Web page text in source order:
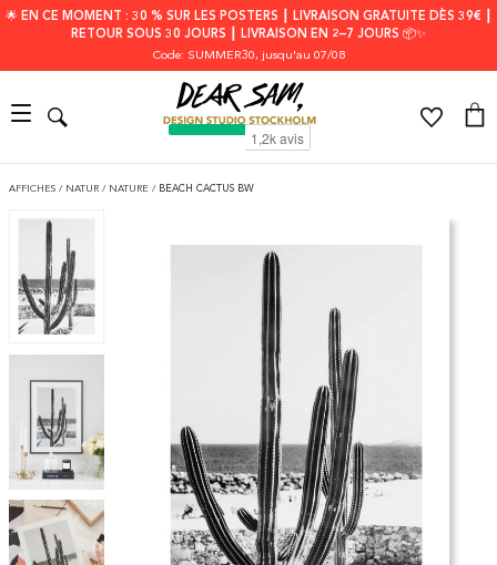
🌟 EN CE MOMENT : 30 % SUR LES POSTERS ┃ LIVRAISON GRATUITE DÈS 39€ ┃
RETOUR SOUS 30 JOURS ┃ LIVRAISON EN 2–7 JOURS 📦✨
Code: SUMMER30, jusqu'au 07/08
AFFICHES / NATUR / NATURE / BEACH CACTUS BW